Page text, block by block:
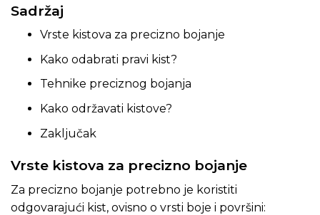
Sadržaj
Vrste kistova za precizno bojanje
Kako odabrati pravi kist?
Tehnike preciznog bojanja
Kako održavati kistove?
Zaključak
Vrste kistova za precizno bojanje
Za precizno bojanje potrebno je koristiti
odgovarajući kist, ovisno o vrsti boje i površini: